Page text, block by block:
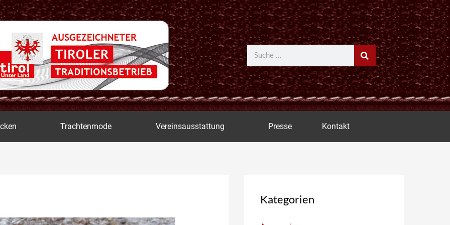
Suche
Trachtenmode Vereinsausstattung Presse Kontakt
Kategorien